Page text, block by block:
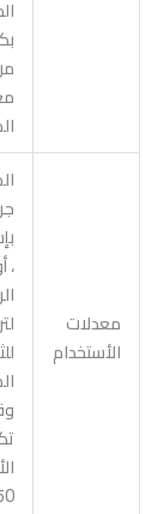
معدلات
الأستخدام
،
150 –